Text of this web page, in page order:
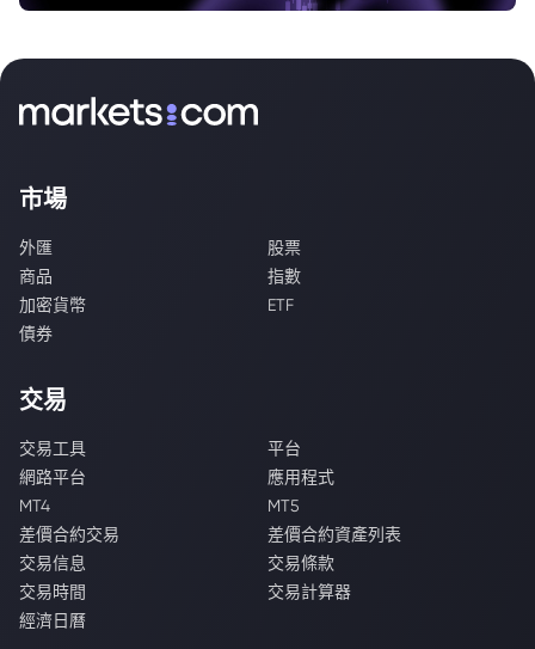
市場
外匯
股票
商品
指數
加密貨幣
ETF
債券
交易
交易工具
平台
網路平台
應用程式
MT4
MT5
差價合約交易
差價合約資產列表
交易信息
交易條款
交易時間
交易計算器
經濟日曆